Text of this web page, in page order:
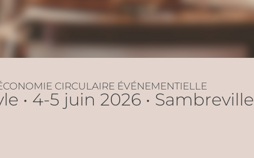
CIRCULAIRE ÉVÉNEMENTIELLE
• 4-5 juin 2026 • Sambreville​